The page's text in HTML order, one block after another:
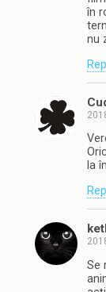
în
nu
la
Se